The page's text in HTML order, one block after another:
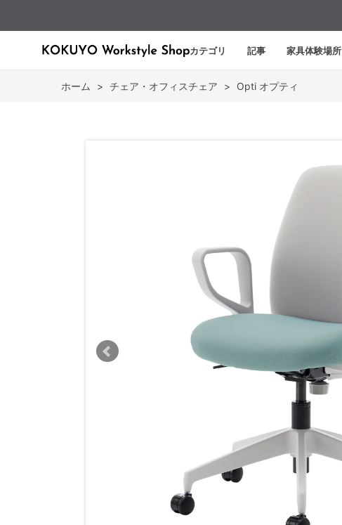
カテゴリ 記事 家具体験場所
ホーム > チェア・オフィスチェア > Opti オプティ